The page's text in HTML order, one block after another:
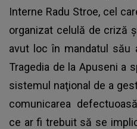
Interne Radu Stroe, cel
organizat celulă de criză
avut loc în mandatul său
Tragedia de la Apuseni a
sistemul naţional de a
comunicarea
ce ar fi trebuit să se